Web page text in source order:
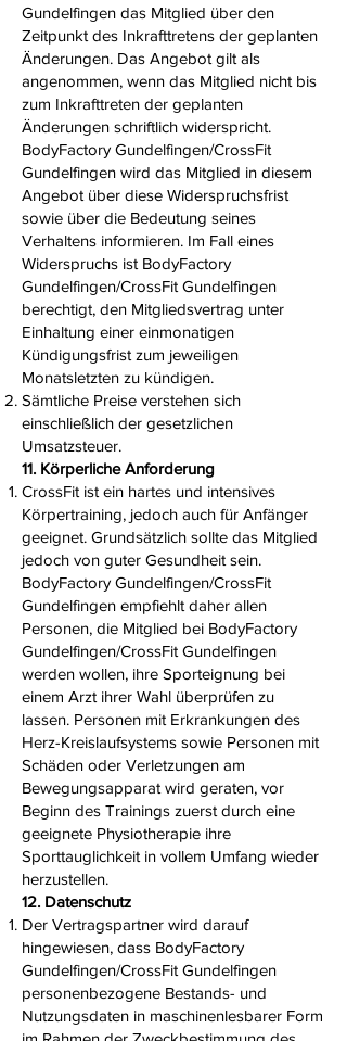
Gundelfingen das Mitglied über den
Zeitpunkt des Inkrafttretens der geplanten
Änderungen. Das Angebot gilt als
angenommen, wenn das Mitglied nicht bis
zum Inkrafttreten der geplanten
Änderungen schriftlich widerspricht.
BodyFactory Gundelfingen/CrossFit
Gundelfingen wird das Mitglied in diesem
Angebot über diese Widerspruchsfrist
sowie über die Bedeutung seines
Verhaltens informieren. Im Fall eines
Widerspruchs ist BodyFactory
Gundelfingen/CrossFit Gundelfingen
berechtigt, den Mitgliedsvertrag unter
Einhaltung einer einmonatigen
Kündigungsfrist zum jeweiligen
Monatsletzten zu kündigen.
Sämtliche Preise verstehen sich
einschließlich der gesetzlichen
Umsatzsteuer.
11. Körperliche Anforderung
CrossFit ist ein hartes und intensives
Körpertraining, jedoch auch für Anfänger
geeignet. Grundsätzlich sollte das Mitglied
jedoch von guter Gesundheit sein.
BodyFactory Gundelfingen/CrossFit
Gundelfingen empfiehlt daher allen
Personen, die Mitglied bei BodyFactory
Gundelfingen/CrossFit Gundelfingen
werden wollen, ihre Sporteignung bei
einem Arzt ihrer Wahl überprüfen zu
lassen. Personen mit Erkrankungen des
Herz-Kreislaufsystems sowie Personen mit
Schäden oder Verletzungen am
Bewegungsapparat wird geraten, vor
Beginn des Trainings zuerst durch eine
geeignete Physiotherapie ihre
Sporttauglichkeit in vollem Umfang wieder
herzustellen.
12. Datenschutz
Der Vertragspartner wird darauf
hingewiesen, dass BodyFactory
Gundelfingen/CrossFit Gundelfingen
personenbezogene Bestands- und
Nutzungsdaten in maschinenlesbarer Form